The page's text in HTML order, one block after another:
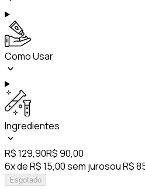
Como Usar
Ingredientes
R$ 129,90R$ 90,00
6x de R$ 15,00 sem jurosou R$
Esgotado